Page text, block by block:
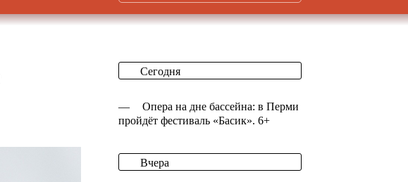
Сегодня
—
Опера на дне бассейна: в Перми
пройдёт фестиваль «Басик». 6+
Вчера